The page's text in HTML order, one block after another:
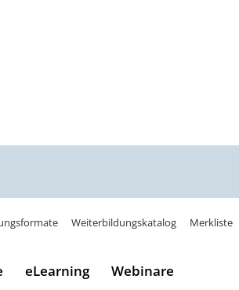
Merkliste
Weiterbildungskatalog
eLearning Webinare